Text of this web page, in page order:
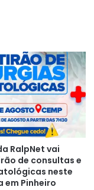
RalpNet vai
de consultas e
neste
em Pinheiro